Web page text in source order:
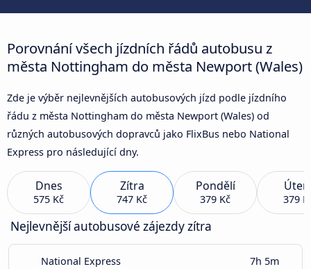
Porovnání všech jízdních řádů autobusu z
města Nottingham do města Newport (Wales)
Zde je výběr nejlevnějších autobusových jízd podle jízdního
řádu z města Nottingham do města Newport (Wales) od
různých autobusových dopravců jako FlixBus nebo National
Express pro následující dny.
Dnes
575 Kč
Zítra
747 Kč
Pondělí
379 Kč 379
Nejlevnější autobusové zájezdy zítra
National Express 7h 5m